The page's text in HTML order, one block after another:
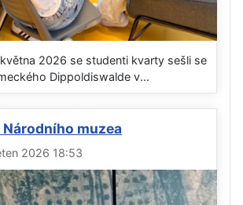
2026 se studenti kvarty sešli se
Dippoldiswalde v...
muzea
2026 18:53